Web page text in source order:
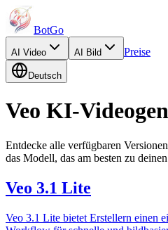
BotGo
AI Video AI Bild Preise
Deutsch
Veo KI-
Entdecke alle verfügbaren
das Modell, das am besten zu
Veo 3.1 Lite
Veo 3.1 Lite bietet Erstellern einen